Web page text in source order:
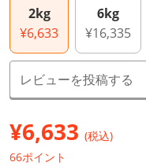
2kg
¥6,633
6kg
¥16,335
レビューを投稿する
¥6,633 (税込)
66ポイント